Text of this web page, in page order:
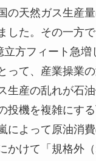
の天然ガス生産
した。その一方
立方フィート急増
って、産業操業
生産の乱れが石
投機を複雑にす
によって原油消
かけて「規格外